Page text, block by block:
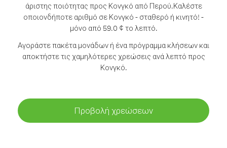
άριστης ποιότητας προς Κονγκό από Περού.Καλέστε
οποιονδήποτε αριθμό σε Κονγκό - σταθερό ή κινητό! -
μόνο από 59.0 ¢ το λεπτό.
Αγοράστε πακέτα μονάδων ή ένα πρόγραμμα κλήσεων και
αποκτήστε τις χαμηλότερες χρεώσεις ανά λεπτό προς
Κονγκό.
Προβολή χρεώσεων